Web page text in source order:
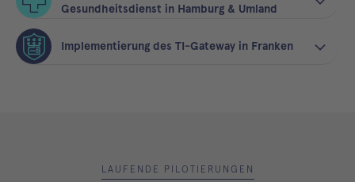
Gesundheitsdienst in Hamburg & Umland
Implementierung des TI-Gateway in Franken
LAUFENDE PILOTIERUNGEN